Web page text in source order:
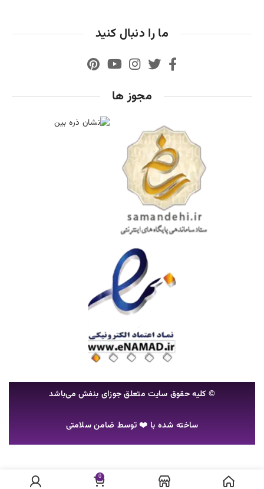
ما را دنبال کنید
مجوز ها
© کلیه حقوق سایت متعلق جوزای بنفش می‌باشد
ساخته شده با ❤️ توسط ضامن سلامتی
تومان
در انبار
موجود نمی
0